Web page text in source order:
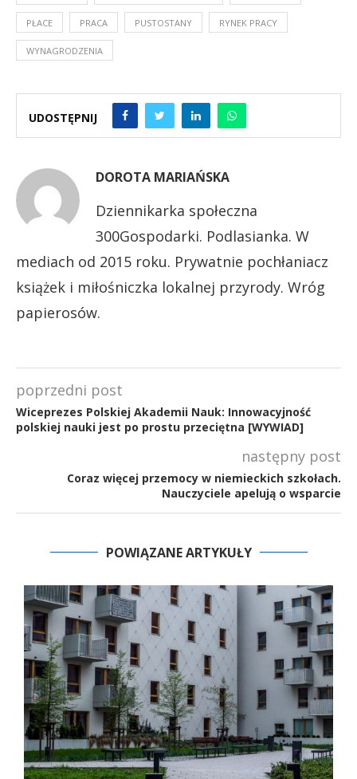
PŁACE PRACA PUSTOSTANY RYNEK PRACY
WYNAGRODZENIA
UDOSTĘPNIJ
DOROTA MARIAŃSKA
Dziennikarka społeczna
300Gospodarki. Podlasianka. W
mediach od 2015 roku. Prywatnie pochłaniacz
książek i miłośniczka lokalnej przyrody. Wróg
papierosów.
poprzedni post
Wiceprezes Polskiej Akademii Nauk: Innowacyjność
polskiej nauki jest po prostu przeciętna [WYWIAD]
następny post
Coraz więcej przemocy w niemieckich szkołach.
Nauczyciele apelują o wsparcie
POWIĄZANE ARTYKUŁY